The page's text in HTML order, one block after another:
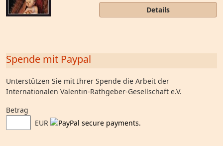
Details
Spende mit Paypal
Unterstützen Sie mit Ihrer Spende die Arbeit der
Internationalen Valentin-Rathgeber-Gesellschaft e.V.
Betrag
EUR